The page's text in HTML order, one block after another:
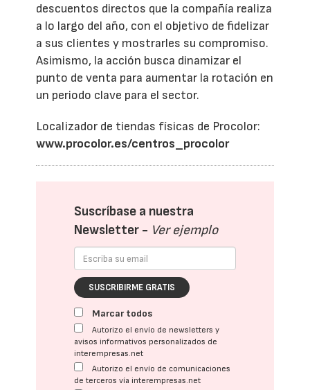
descuentos directos que la compañía realiza
a lo largo del año, con el objetivo de fidelizar
a sus clientes y mostrarles su compromiso.
Asimismo, la acción busca dinamizar el
punto de venta para aumentar la rotación en
un periodo clave para el sector.
Localizador de tiendas físicas de Procolor:
www.procolor.es/centros_procolor
Suscríbase a nuestra
Newsletter - Ver ejemplo
SUSCRIBIRME GRATIS
Marcar todos
Autorizo el envío de newsletters y
avisos informativos personalizados de
interempresas.net
Autorizo el envío de comunicaciones
de terceros vía interempresas.net